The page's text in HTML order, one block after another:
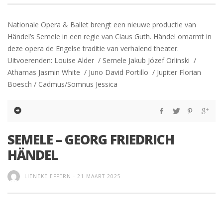
Nationale Opera & Ballet brengt een nieuwe productie van
Händel’s Semele in een regie van Claus Guth. Händel omarmt in
deze opera de Engelse traditie van verhalend theater.
Uitvoerenden: Louise Alder / Semele Jakub Józef Orlinski /
Athamas Jasmin White / Juno David Portillo / Jupiter Florian
Boesch / Cadmus/Somnus Jessica
SEMELE – GEORG FRIEDRICH
HÄNDEL
LIENEKE EFFERN - 21 MAART 2025